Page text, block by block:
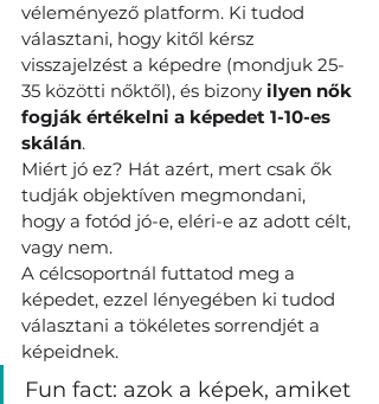
véleményező platform. Ki tudod
választani, hogy kitől kérsz
visszajelzést a képedre (mondjuk 25-
35 közötti nőktől), és bizony ilyen nők
fogják értékelni a képedet 1-10-es
skálán.
Miért jó ez? Hát azért, mert csak ők
tudják objektíven megmondani,
hogy a fotód jó-e, eléri-e az adott célt,
vagy nem.
A célcsoportnál futtatod meg a
képedet, ezzel lényegében ki tudod
választani a tökéletes sorrendjét a
képeidnek.
Fun fact: azok a képek, amiket